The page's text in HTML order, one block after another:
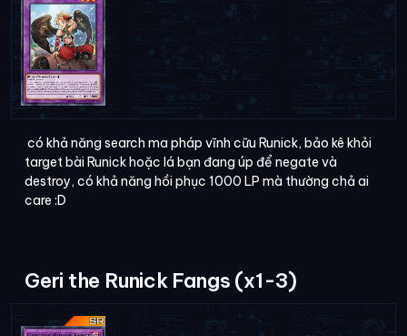
có khả năng search ma pháp vĩnh cữu Runick, bảo kê khỏi
target bài Runick hoặc lá bạn đang úp để negate và
destroy, có khả năng hồi phục 1000 LP mà thường chả ai
care :D
Geri the Runick Fangs (x1-3)